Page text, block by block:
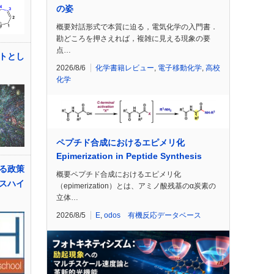
とし
政策
ハイ
の姿
概要対話形式で本質に迫る，電気化学の入門書．
勘どころを押さえれば，複雑に見える現象の要
点…
2026/8/6 化学書籍レビュー 電子移動化学 高校
化学
ペプチド合成におけるエピメリ化
Epimerization in Peptide Synthesis
概要ペプチド合成におけるエピメリ化
（epimerization）とは、アミノ酸残基のα炭素の
立体…
2026/8/5 E odos 有機反応データベース